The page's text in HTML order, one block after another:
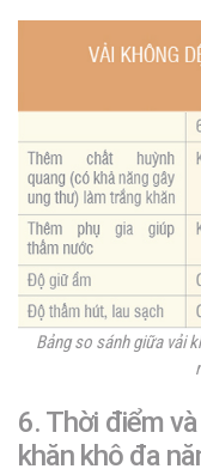
Bảng so sánh giữa vải
6. Thời điểm
khăn khô đa